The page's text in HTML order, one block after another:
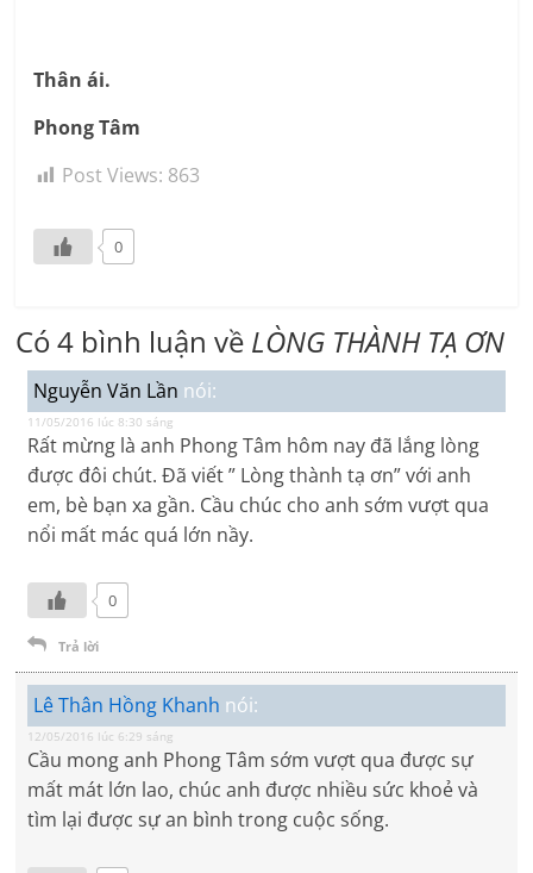
Thân ái.
Phong Tâm
Post Views: 863
0
Có 4 bình luận về LÒNG THÀNH TẠ ƠN
Nguyễn Văn Lần nói:
11/05/2016 lúc 8:30 sáng
Rất mừng là anh Phong Tâm hôm nay đã lắng lòng
được đôi chút. Đã viết ” Lòng thành tạ ơn” với anh
em, bè bạn xa gần. Cầu chúc cho anh sớm vượt qua
nổi mất mác quá lớn nầy.
0
Trả lời
Lê Thân Hồng Khanh nói:
12/05/2016 lúc 6:29 sáng
Cầu mong anh Phong Tâm sớm vượt qua được sự
mất mát lớn lao, chúc anh được nhiều sức khoẻ và
tìm lại được sự an bình trong cuộc sống.